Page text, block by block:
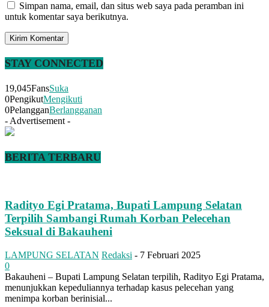
Simpan nama, email, dan situs web saya pada peramban ini
untuk komentar saya berikutnya.
STAY CONNECTED
19,045FansSuka
0PengikutMengikuti
0PelangganBerlangganan
- Advertisement -
BERITA TERBARU
Radityo Egi Pratama, Bupati Lampung Selatan
Terpilih Sambangi Rumah Korban Pelecehan
Seksual di Bakauheni
LAMPUNG SELATAN Redaksi - 7 Februari 2025
0
Bakauheni – Bupati Lampung Selatan terpilih, Radityo Egi Pratama,
menunjukkan kepeduliannya terhadap kasus pelecehan yang
menimpa korban berinisial...